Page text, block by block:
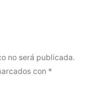
no será publicada.
con *